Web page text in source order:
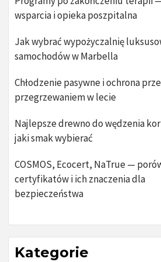
wsparcia i opieka poszpitalna
Jak wybrać wypożyczalnię
samochodów w Marbella
Chłodzenie pasywne i ochrona
przegrzewaniem w lecie
Najlepsze drewno do wędzenia
jaki smak wybierać
COSMOS, Ecocert, NaTrue —
certyfikatów i ich znaczenia dla
bezpieczeństwa
Kategorie